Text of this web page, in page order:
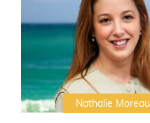
Nathalie Moreau